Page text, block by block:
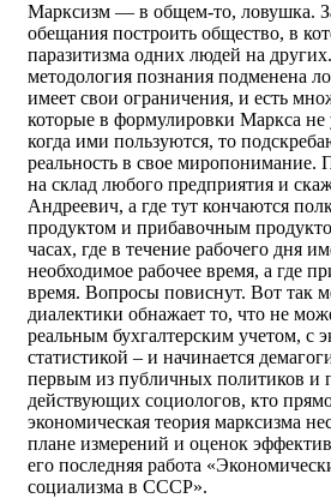
Марксизм — в общем-то, ловушка.
обещания построить общество, в
паразитизма одних людей на
методология познания подменена
имеет свои ограничения, и есть
которые в формулировки Маркса не
когда ими пользуются, то
реальность в свое миропонимание.
на склад любого предприятия и
Андреевич, а где тут кончаются
продуктом и прибавочным
часах, где в течение рабочего дня
необходимое рабочее время, а где
время. Вопросы повиснут. Вот так
диалектики обнажает то, что не
реальным бухгалтерским учетом, с
статистикой – и начинается
первым из публичных политиков и
действующих социологов, кто
экономическая теория марксизма
плане измерений и оценок
его последняя работа
социализма в СССР».